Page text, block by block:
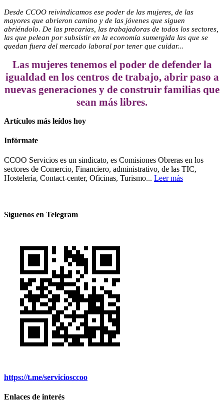
Desde CCOO reivindicamos ese poder de las mujeres, de las
mayores que abrieron camino y de las jóvenes que siguen
abriéndolo. De las precarias, las trabajadoras de todos los sectores,
las que pelean por subsistir en la economía sumergida las que se
quedan fuera del mercado laboral por tener que cuidar...
Las mujeres tenemos el poder de defender la
igualdad en los centros de trabajo, abrir paso a
nuevas generaciones y de construir familias que
sean más libres.
Artículos más leídos hoy
Infórmate
CCOO Servicios es un sindicato, es Comisiones Obreras en los
sectores de Comercio, Financiero, administrativo, de las TIC,
Hostelería, Contact-center, Oficinas, Turismo... Leer más
Síguenos en Telegram
https://t.me/serviciosccoo
Enlaces de interés